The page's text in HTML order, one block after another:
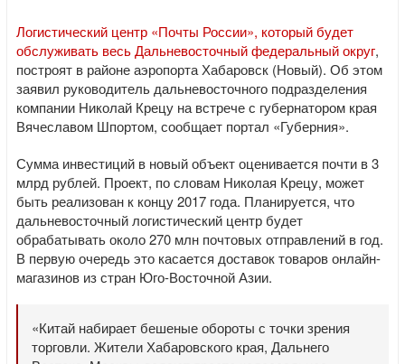
Логистический центр «Почты России», который будет
обслуживать весь Дальневосточный федеральный округ,
построят в районе аэропорта Хабаровск (Новый). Об этом
заявил руководитель дальневосточного подразделения
компании Николай Крецу на встрече с губернатором края
Вячеславом Шпортом, сообщает портал «Губерния».
Сумма инвестиций в новый объект оценивается почти в 3
млрд рублей. Проект, по словам Николая Крецу, может
быть реализован к концу 2017 года. Планируется, что
дальневосточный логистический центр будет
обрабатывать около 270 млн почтовых отправлений в год.
В первую очередь это касается доставок товаров онлайн-
магазинов из стран Юго-Восточной Азии.
«Китай набирает бешеные обороты с точки зрения
торговли. Жители Хабаровского края, Дальнего